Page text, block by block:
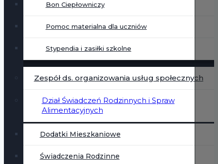
Bon Ciepłowniczy
Pomoc materialna dla uczniów
Stypendia i zasiłki szkolne
Zespół ds. organizowania usług społecznych
Dział Świadczeń Rodzinnych i Spraw
Alimentacyjnych
Dodatki Mieszkaniowe
Świadczenia Rodzinne